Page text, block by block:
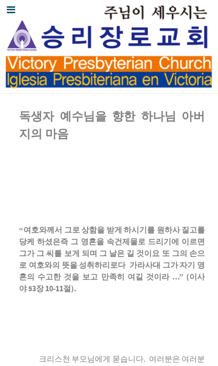
독생자 예수님을 향한 하나님 아버
지의 마음
“여호와께서 그로 상함을 받게 하시기를 원하사 질고를
당케 하셨은즉 그 영혼을 속건제물로 드리기에 이르면
그가 그 씨를 보게 되며 그 날은 길 것이요 또 그의 손으
로 여호와의 뜻을 성취하리로다 가라사대 그가 자기 영
혼의 수고한 것을 보고 만족히 여길 것이라 …” (이사
야 53장 10-11절).
크리스천 부모님에게 묻습니다. 여러분은 여러분